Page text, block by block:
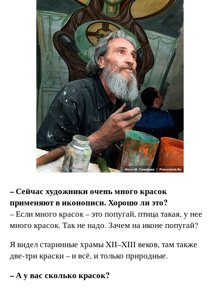
– Сейчас художники очень много красок
применяют в иконописи. Хорошо ли это?
– Если много красок – это попугай, птица такая, у нее
много красок. Так не надо. Зачем на иконе попугай?
Я видел старинные храмы XII–XIII веков, там также
две-три краски – и всё, и только природные.
– А у вас сколько красок?